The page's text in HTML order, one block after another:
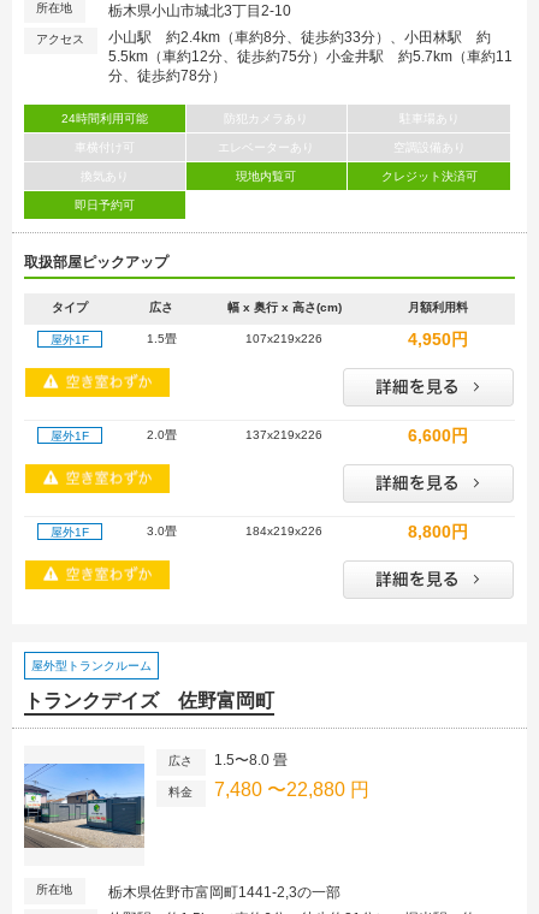
所在地 栃木県小山市城北3丁目2-10
アクセス
小山駅 約2.4km（車約8分、徒歩約33分）、小田林駅 約
5.5km（車約12分、徒歩約75分）小金井駅 約5.7km（車約11
分、徒歩約78分）
24時間利用可能 防犯カメラあり 駐車場あり
車横付け可 エレベーターあり 空調設備あり
換気あり 現地内覧可 クレジット決済可
即日予約可
取扱部屋ピックアップ
タイプ 広さ 幅 x 奥行 x 高さ(cm) 月額利用料
屋外1F 1.5畳 107x219x226 4,950円
屋外1F 2.0畳 137x219x226 6,600円
屋外1F 3.0畳 184x219x226 8,800円
屋外型トランクルーム
トランクデイズ 佐野富岡町
広さ 1.5〜8.0 畳
料金 7,480 〜22,880 円
所在地
栃木県佐野市富岡町1441-2,3の一部